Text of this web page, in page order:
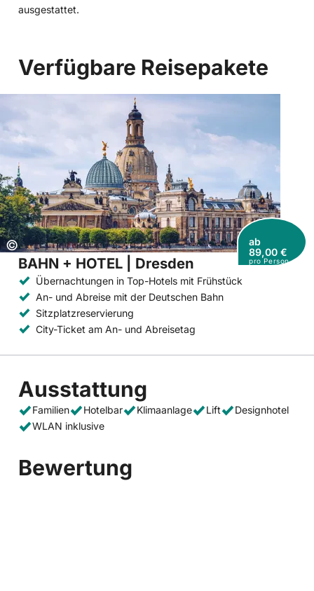
ausgestattet.
Verfügbare Reisepakete
Copyright:
©
ab
89,00 €
pro Person
BAHN + HOTEL | Dresden
Übernachtungen in Top-Hotels mit Frühstück
An- und Abreise mit der Deutschen Bahn
Sitzplatzreservierung
City-Ticket am An- und Abreisetag
Ausstattung
Familien Hotelbar Klimaanlage Lift
Designhotel
WLAN inklusive
Bewertung